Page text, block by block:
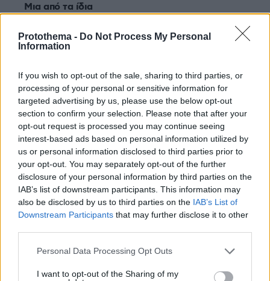
Protothema - Do Not Process My Personal
Information
If you wish to opt-out of the sale, sharing to third parties, or
processing of your personal or sensitive information for
targeted advertising by us, please use the below opt-out
section to confirm your selection. Please note that after your
opt-out request is processed you may continue seeing
interest-based ads based on personal information utilized by
us or personal information disclosed to third parties prior to
your opt-out. You may separately opt-out of the further
disclosure of your personal information by third parties on the
IAB’s list of downstream participants. This information may
also be disclosed by us to third parties on the IAB’s List of
Downstream Participants that may further disclose it to other
Please note that this website/app uses one or more Google
not limited to your visit or usage behaviour. You may click to
Personal Data Processing Opt Outs
I want to opt-out of the Sharing of my
Μια από τα ίδια
Ακριβώς!
ΑΠΑΝΤΗΣΗ
ΦΟΡΤΩΣΗ ΠΕΡΙΣΣΟΤΕΡΩΝ ΣΧΟΛΙΩΝ
ΠΡΟΣΘΗΚΗ ΣΧΟΛΙΟΥ
ΌΝΟΜΑ *